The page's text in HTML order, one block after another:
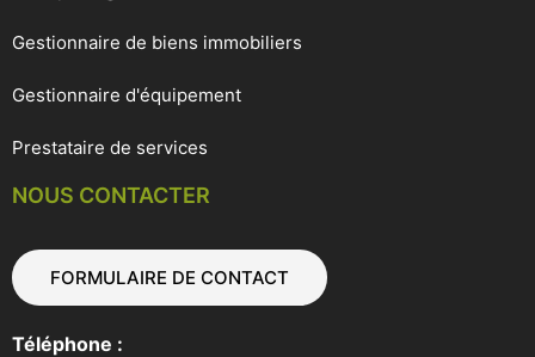
Gestionnaire de biens immobiliers
Gestionnaire d'équipement
Prestataire de services
NOUS CONTACTER
FORMULAIRE DE CONTACT
Téléphone :